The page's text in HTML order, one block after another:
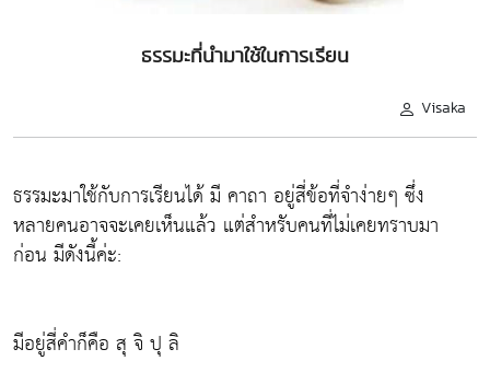
ธรรมะที่นำมาใช้ในการเรียน
Visaka
ธรรมะมาใช้กับการเรียนได้ มี คาถา อยู่สี่ข้อที่จำง่ายๆ ซึ่ง
หลายคนอาจจะเคยเห็นแล้ว แต่สำหรับคนที่ไม่เคยทราบมา
ก่อน มีดังนี้ค่ะ:
มีอยู่สี่คำก็คือ สุ จิ ปุ ลิ